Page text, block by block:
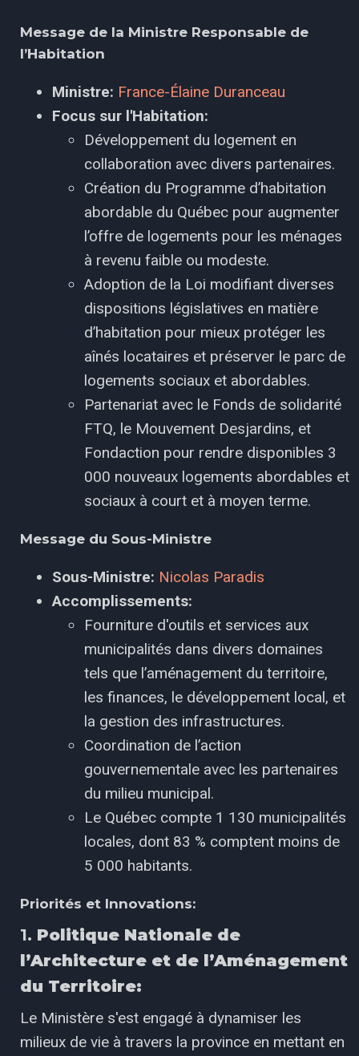
Message de la Ministre Responsable de
l’Habitation
Ministre: France-Élaine Duranceau
Focus sur l'Habitation:
Développement du logement en
collaboration avec divers partenaires.
Création du Programme d’habitation
abordable du Québec pour augmenter
l’offre de logements pour les ménages
à revenu faible ou modeste.
Adoption de la Loi modifiant diverses
dispositions législatives en matière
d’habitation pour mieux protéger les
aînés locataires et préserver le parc de
logements sociaux et abordables.
Partenariat avec le Fonds de solidarité
FTQ, le Mouvement Desjardins, et
Fondaction pour rendre disponibles 3
000 nouveaux logements abordables et
sociaux à court et à moyen terme.
Message du Sous-Ministre
Sous-Ministre: Nicolas Paradis
Accomplissements:
Fourniture d'outils et services aux
municipalités dans divers domaines
tels que l’aménagement du territoire,
les finances, le développement local, et
la gestion des infrastructures.
Coordination de l’action
gouvernementale avec les partenaires
du milieu municipal.
Le Québec compte 1 130 municipalités
locales, dont 83 % comptent moins de
5 000 habitants.
Priorités et Innovations:
1. Politique Nationale de
l’Architecture et de l’Aménagement
du Territoire:
Le Ministère s'est engagé à dynamiser les
milieux de vie à travers la province en mettant en